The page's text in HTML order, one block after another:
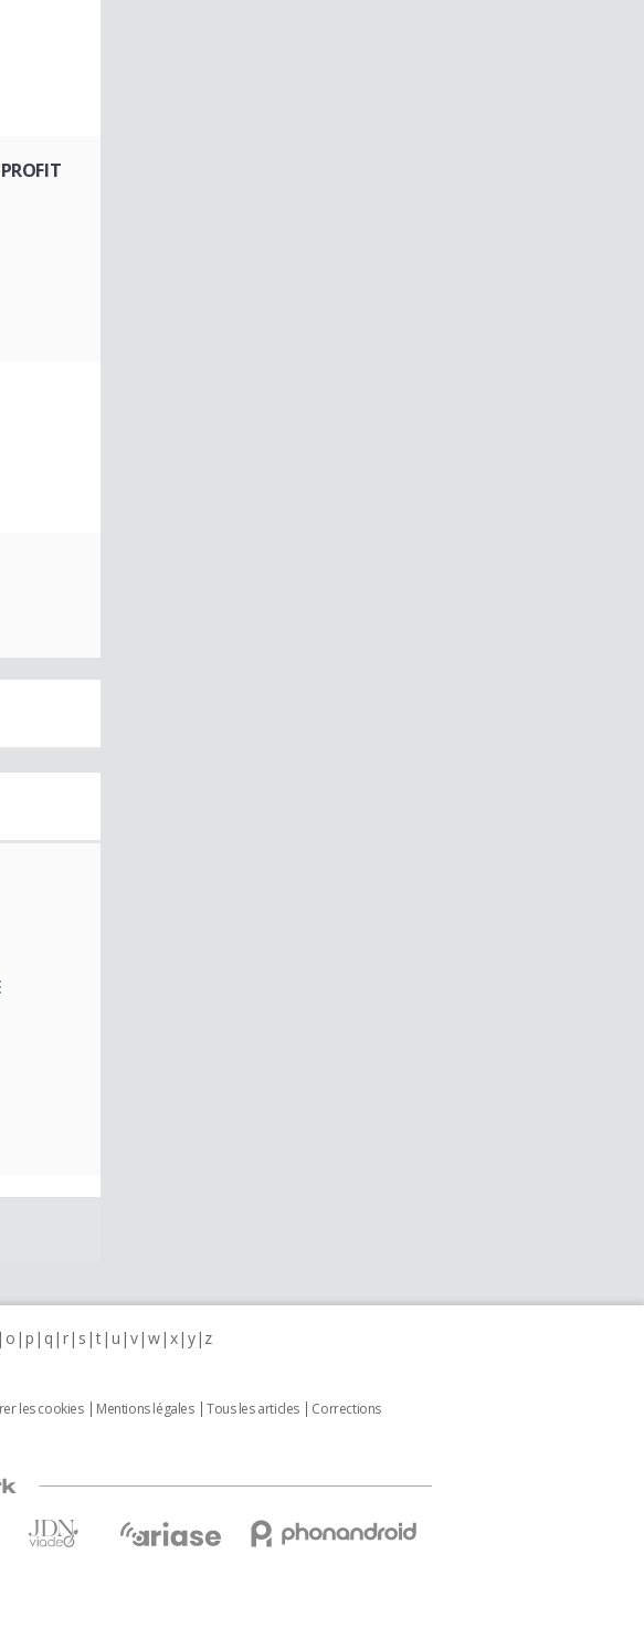
o p q r s t u v w x y z
les cookies Mentions légales Tous les articles
Corrections